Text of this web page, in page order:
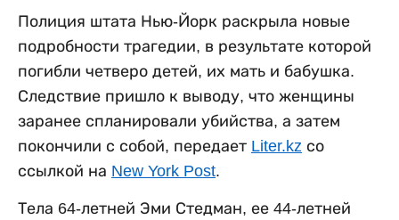
Полиция штата Нью-Йорк раскрыла новые
подробности трагедии, в результате которой
погибли четверо детей, их мать и бабушка.
Следствие пришло к выводу, что женщины
заранее спланировали убийства, а затем
покончили с собой, передает Liter.kz со
ссылкой на New York Post.
Тела 64-летней Эми Стедман, ее 44-летней